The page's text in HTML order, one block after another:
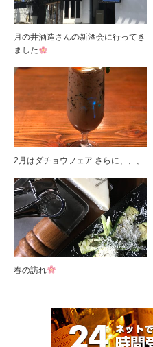
月の井酒造さんの新酒会に行ってき
ました
2月はダチョウフェア さらに、、、
春の訪れ